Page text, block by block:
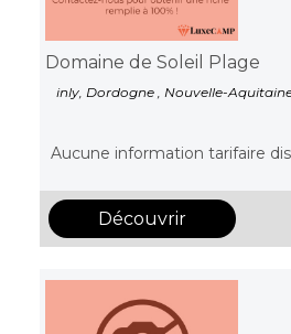
Domaine de Soleil Plage
inly, Dordogne , Nouvelle-
Aucune information tarifaire
Découvrir